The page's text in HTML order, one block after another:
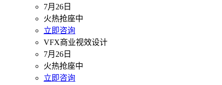
7月26日
火热抢座中
立即咨询
VFX商业视效设计
7月26日
火热抢座中
立即咨询